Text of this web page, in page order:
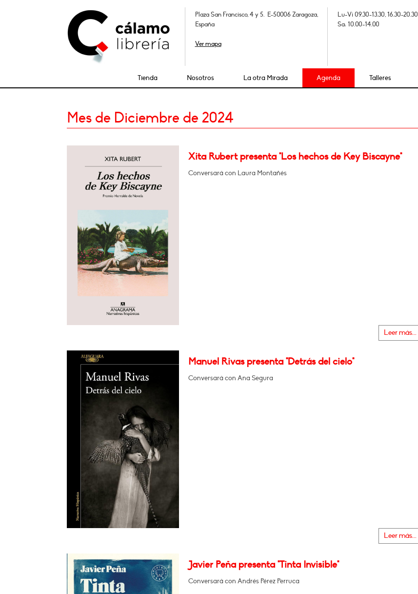
Plaza San Francisco, 4 y 5. E-50006 Zaragoza,
España
Ver mapa
Lu-Vi 09.30-13.30, 16.30-20.30
Sa: 10.00-14.00
Tienda Nosotros La otra Mirada Agenda Talleres
Mes de Diciembre de 2024
Xita Rubert presenta "Los hechos de Key Biscayne"
Conversará con Laura Montañés
Leer más...
Manuel Rivas presenta "Detrás del cielo"
Conversará con Ana Segura
Leer más...
Javier Peña presenta "Tinta Invisible"
Conversará con Andrés Pérez Perruca